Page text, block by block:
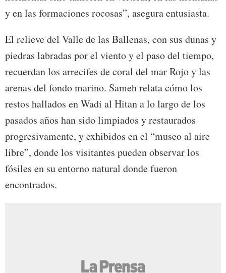
y en las formaciones rocosas”, asegura entusiasta.
El relieve del Valle de las Ballenas, con sus dunas y
piedras labradas por el viento y el paso del tiempo,
recuerdan los arrecifes de coral del mar Rojo y las
arenas del fondo marino. Sameh relata cómo los
restos hallados en Wadi al Hitan a lo largo de los
pasados años han sido limpiados y restaurados
progresivamente, y exhibidos en el “museo al aire
libre”, donde los visitantes pueden observar los
fósiles en su entorno natural donde fueron
encontrados.